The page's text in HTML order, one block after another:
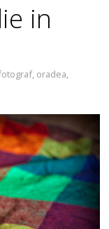
in
, oradea,